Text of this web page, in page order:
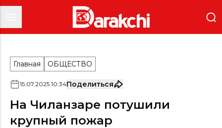
Главная ОБЩЕСТВО
15.07.2025 10:34Поделиться
На Чиланзаре потушили
крупный пожар